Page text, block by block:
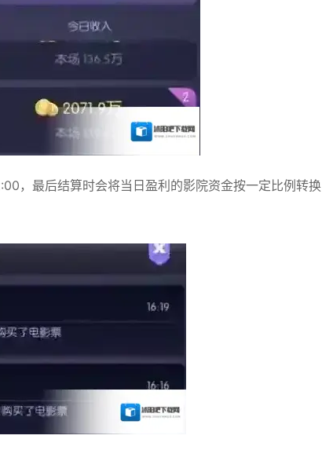
，最后结算时会将当日盈利的影院资金按一定比例转换